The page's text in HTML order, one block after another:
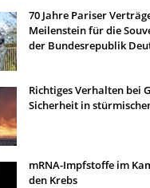
70 Jahre Pariser
Meilenstein für die
der Bundesrepublik
Richtiges Verhalten bei
Sicherheit in
mRNA-Impfstoffe im
den Krebs